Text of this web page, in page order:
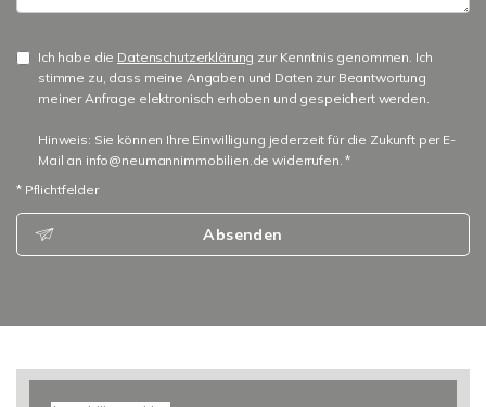
Ich habe die Datenschutzerklärung zur Kenntnis genommen. Ich
stimme zu, dass meine Angaben und Daten zur Beantwortung
meiner Anfrage elektronisch erhoben und gespeichert werden.
Hinweis: Sie können Ihre Einwilligung jederzeit für die Zukunft per E-
Mail an info@neumannimmobilien.de widerrufen. *
* Pflichtfelder
Absenden